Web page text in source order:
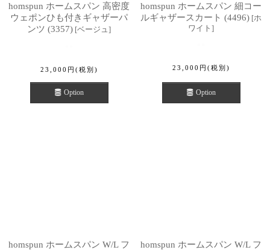
homspun ホームスパン 高密度
ウェポンひも付きギャザーパ
ンツ (3357) [ベージュ ]
23,000 円 (税別)
Option
homspun ホームスパン 細コー
ルギャザースカート (4496) [ホ
ワイト ]
23,000 円 (税別)
Option
homspun ホームスパン W/L フ
homspun ホームスパン W/L フ